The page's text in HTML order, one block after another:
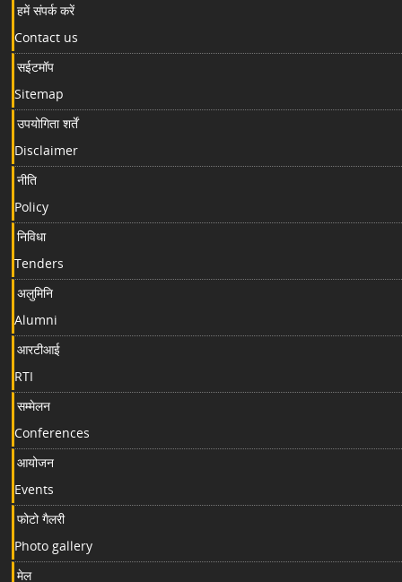
हमें संपर्क करें
Contact us
सईटमॉप
Sitemap
उपयोगिता शर्तें
Disclaimer
नीति
Policy
निविधा
Tenders
अलुमिनि
Alumni
आरटीआई
RTI
सम्मेलन
Conferences
आयोजन
Events
फोटो गैलरी
Photo gallery
मेल